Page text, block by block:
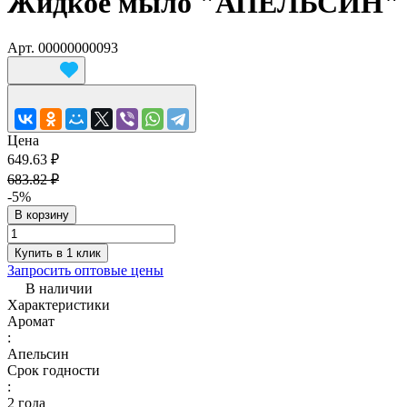
Арт. 00000000093
Цена
649.63 ₽
683.82 ₽
-5%
В корзину
Купить в 1 клик
Запросить оптовые цены
В наличии
Характеристики
Аромат
:
Апельсин
Срок годности
:
2 года